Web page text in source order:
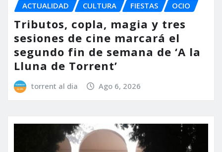
ACTUALIDAD CULTURA FIESTAS OCIO
Tributos, copla, magia y tres
sesiones de cine marcará el
segundo fin de semana de ‘A la
Lluna de Torrent’
torrent al dia Ago 6, 2026